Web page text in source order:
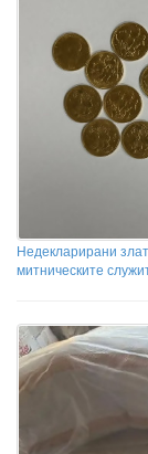
Недекларирани
митническите